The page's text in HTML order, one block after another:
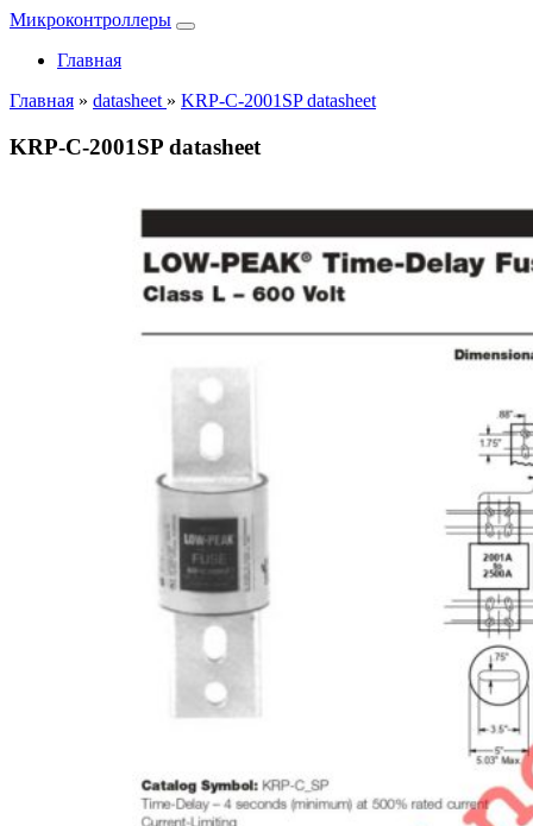
Микроконтроллеры
Главная
Главная » datasheet » KRP-C-2001SP datasheet
KRP-C-2001SP datasheet